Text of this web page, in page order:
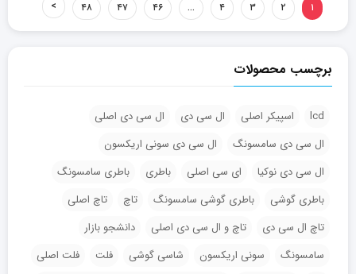
۱ ۲ ۳ ۴ … ۴۶ ۴۷ ۴۸
برچسب محصولات
lcd اسپیکر اصلی ال سی دی
ال سی دی اصلی
ال سی دی سامسونگ
ال سی دی سونی اریکسون
ال سی دی نوکیا
ای سی اصلی باطری
باطری سامسونگ
باطری گوشی
باطری گوشی سامسونگ تاچ
تاچ اصلی
تاچ ال سی دی
تاچ و ال سی دی اصلی
دانشجو بازار
سامسونگ
سونی اریکسون شاسی گوشی فلت
فلت اصلی